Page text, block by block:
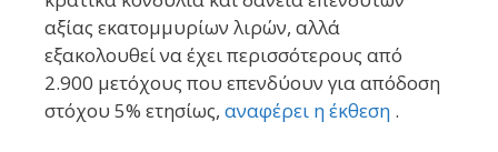
αξίας εκατομμυρίων λιρών, αλλά
εξακολουθεί να έχει περισσότερους από
2.900 μετόχους που επενδύουν για απόδοση
στόχου 5% ετησίως, αναφέρει η έκθεση .